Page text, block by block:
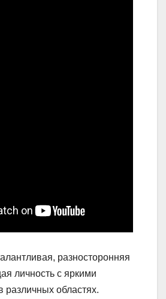
разносторонняя
личность с яркими
различных областях.